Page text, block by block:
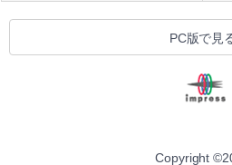
PC版で見
Copyright ©